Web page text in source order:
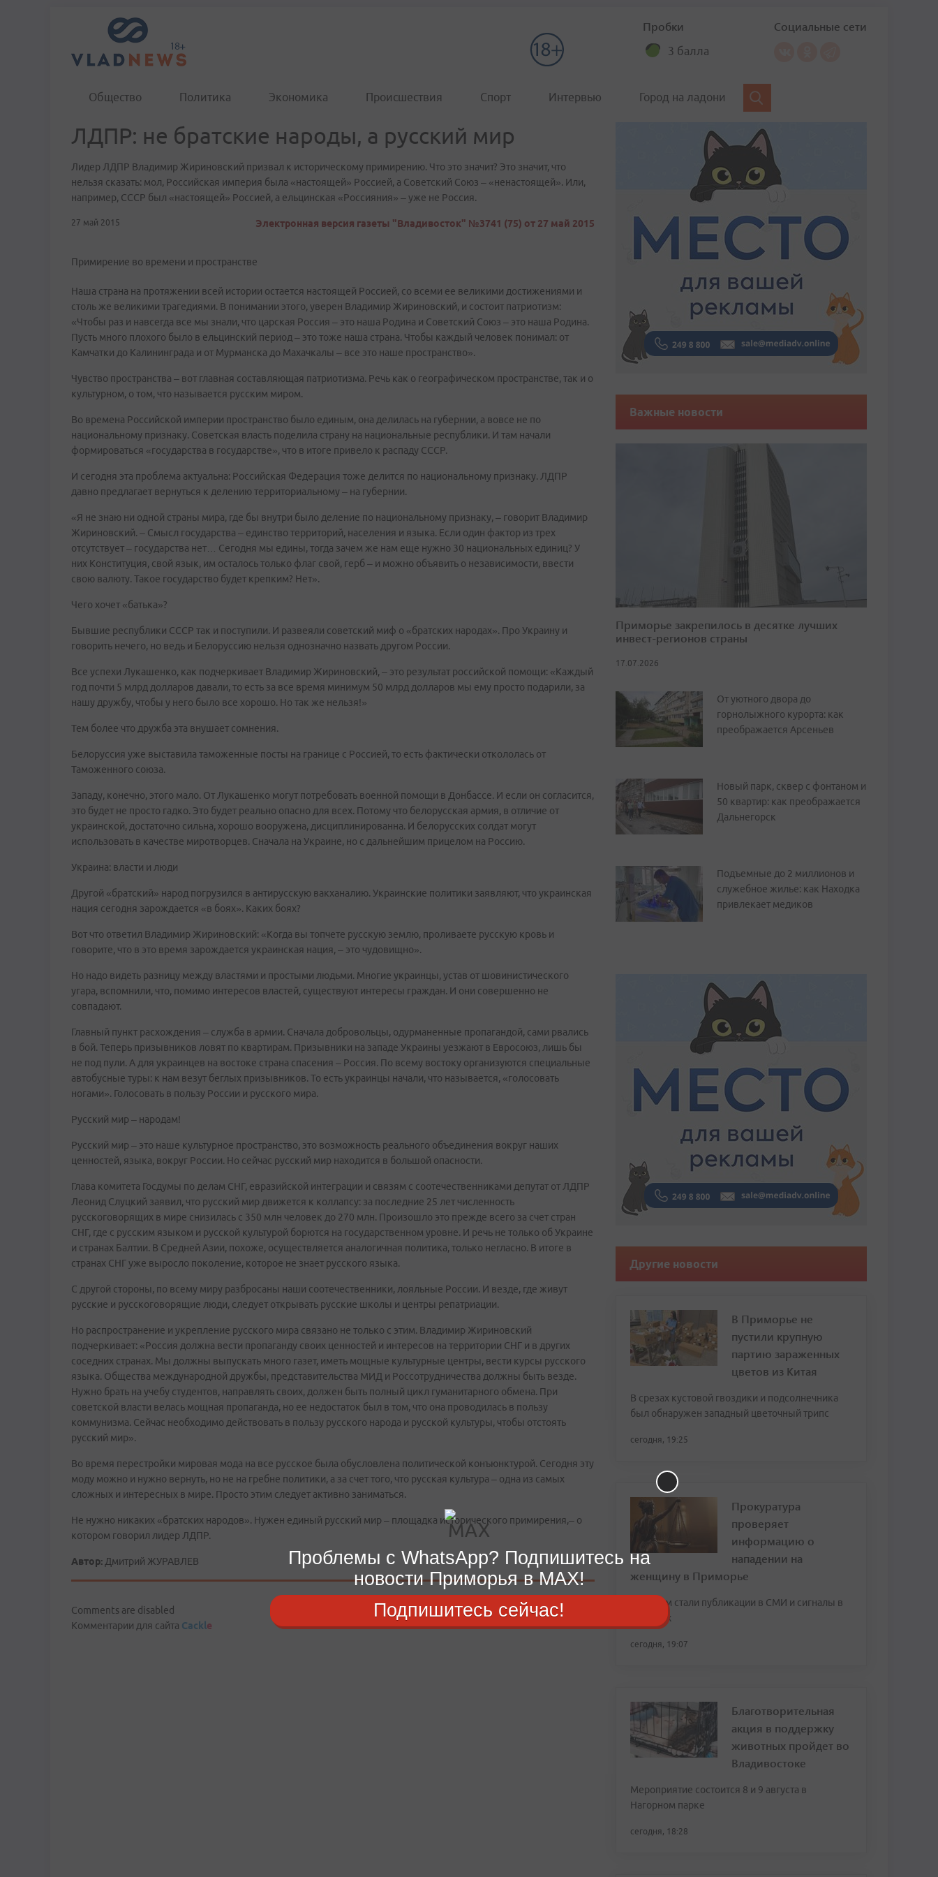
Пробки
3 балла
Социальные сети
Общество Политика Экономика Происшествия Спорт Интервью Город на ладони
ЛДПР: не братские народы, а русский мир
Лидер ЛДПР Владимир Жириновский призвал к историческому примирению. Что это значит? Это значит, что
нельзя сказать: мол, Российская империя была «настоящей» Россией, а Советский Союз – «ненастоящей». Или,
например, СССР был «настоящей» Россией, а ельцинская «Россияния» – уже не Россия.
27 май 2015 Электронная версия газеты "Владивосток" №3741 (75) от 27 май 2015
Примирение во времени и пространстве
Наша страна на протяжении всей истории остается настоящей Россией, со всеми ее великими достижениями и
столь же великими трагедиями. В понимании этого, уверен Владимир Жириновский, и состоит патриотизм:
«Чтобы раз и навсегда все мы знали, что царская Россия – это наша Родина и Советский Союз – это наша Родина.
Пусть много плохого было в ельцинский период – это тоже наша страна. Чтобы каждый человек понимал: от
Камчатки до Калининграда и от Мурманска до Махачкалы – все это наше пространство».
Чувство пространства – вот главная составляющая патриотизма. Речь как о географическом пространстве, так и о
культурном, о том, что называется русским миром.
Во времена Российской империи пространство было единым, она делилась на губернии, а вовсе не по
национальному признаку. Советская власть поделила страну на национальные республики. И там начали
формироваться «государства в государстве», что в итоге привело к распаду СССР.
И сегодня эта проблема актуальна: Российская Федерация тоже делится по национальному признаку. ЛДПР
давно предлагает вернуться к делению территориальному – на губернии.
«Я не знаю ни одной страны мира, где бы внутри было деление по национальному признаку, – говорит Владимир
Жириновский. – Смысл государства – единство территорий, населения и языка. Если один фактор из трех
отсутствует – государства нет… Сегодня мы едины, тогда зачем же нам еще нужно 30 национальных единиц? У
них Конституция, свой язык, им осталось только флаг свой, герб – и можно объявить о независимости, ввести
свою валюту. Такое государство будет крепким? Нет».
Чего хочет «батька»?
Бывшие республики СССР так и поступили. И развеяли советский миф о «братских народах». Про Украину и
говорить нечего, но ведь и Белоруссию нельзя однозначно назвать другом России.
Все успехи Лукашенко, как подчеркивает Владимир Жириновский, – это результат российской помощи: «Каждый
год почти 5 млрд долларов давали, то есть за все время минимум 50 млрд долларов мы ему просто подарили, за
нашу дружбу, чтобы у него было все хорошо. Но так же нельзя!»
Тем более что дружба эта внушает сомнения.
Белоруссия уже выставила таможенные посты на границе с Россией, то есть фактически откололась от
Таможенного союза.
Западу, конечно, этого мало. От Лукашенко могут потребовать военной помощи в Донбассе. И если он согласится,
это будет не просто гадко. Это будет реально опасно для всех. Потому что белорусская армия, в отличие от
украинской, достаточно сильна, хорошо вооружена, дисциплинированна. И белорусских солдат могут
использовать в качестве миротворцев. Сначала на Украине, но с дальнейшим прицелом на Россию.
Украина: власти и люди
Другой «братский» народ погрузился в антирусскую вакханалию. Украинские политики заявляют, что украинская
нация сегодня зарождается «в боях». Каких боях?
Вот что ответил Владимир Жириновский: «Когда вы топчете русскую землю, проливаете русскую кровь и
говорите, что в это время зарождается украинская нация, – это чудовищно».
Но надо видеть разницу между властями и простыми людьми. Многие украинцы, устав от шовинистического
угара, вспомнили, что, помимо интересов властей, существуют интересы граждан. И они совершенно не
совпадают.
Главный пункт расхождения – служба в армии. Сначала добровольцы, одурманенные пропагандой, сами рвались
в бой. Теперь призывников ловят по квартирам. Призывники на западе Украины уезжают в Евросоюз, лишь бы
не под пули. А для украинцев на востоке страна спасения – Россия. По всему востоку организуются специальные
автобусные туры: к нам везут беглых призывников. То есть украинцы начали, что называется, «голосовать
ногами». Голосовать в пользу России и русского мира.
Русский мир – народам!
Русский мир – это наше культурное пространство, это возможность реального объединения вокруг наших
ценностей, языка, вокруг России. Но сейчас русский мир находится в большой опасности.
Глава комитета Госдумы по делам СНГ, евразийской интеграции и связям с соотечественниками депутат от ЛДПР
Леонид Слуцкий заявил, что русский мир движется к коллапсу: за последние 25 лет численность
русскоговорящих в мире снизилась с 350 млн человек до 270 млн. Произошло это прежде всего за счет стран
СНГ, где с русским языком и русской культурой борются на государственном уровне. И речь не только об Украине
и странах Балтии. В Средней Азии, похоже, осуществляется аналогичная политика, только негласно. В итоге в
странах СНГ уже выросло поколение, которое не знает русского языка.
С другой стороны, по всему миру разбросаны наши соотечественники, лояльные России. И везде, где живут
русские и русскоговорящие люди, следует открывать русские школы и центры репатриации.
Но распространение и укрепление русского мира связано не только с этим. Владимир Жириновский
подчеркивает: «Россия должна вести пропаганду своих ценностей и интересов на территории СНГ и в других
соседних странах. Мы должны выпускать много газет, иметь мощные культурные центры, вести курсы русского
языка. Общества международной дружбы, представительства МИД и Россотрудничества должны быть везде.
Нужно брать на учебу студентов, направлять своих, должен быть полный цикл гуманитарного обмена. При
советской власти велась мощная пропаганда, но ее недостаток был в том, что она проводилась в пользу
коммунизма. Сейчас необходимо действовать в пользу русского народа и русской культуры, чтобы отстоять
русский мир».
Во время перестройки мировая мода на все русское была обусловлена политической конъюнктурой. Сегодня эту
моду можно и нужно вернуть, но не на гребне политики, а за счет того, что русская культура – одна из самых
сложных и интересных в мире. Просто этим следует активно заниматься.
Не нужно никаких «братских народов». Нужен единый русский мир – площадка исторического примирения,– о
котором говорил лидер ЛДПР.
Автор: Дмитрий ЖУРАВЛЕВ
Comments are disabled
Комментарии для сайта Cackle
Важные новости
Приморье закрепилось в десятке лучших
инвест-регионов страны
17.07.2026
От уютного двора до
горнолыжного курорта: как
преображается Арсеньев
Новый парк, сквер с фонтаном и
50 квартир: как преображается
Дальнегорск
Подъемные до 2 миллионов и
служебное жилье: как Находка
привлекает медиков
Другие новости
В Приморье не
пустили крупную
партию зараженных
цветов из Китая
В срезах кустовой гвоздики и подсолнечника
был обнаружен западный цветочный трипс
сегодня, 19:25
Прокуратура
проверяет
информацию о
нападении на
женщину в Приморье
Поводом стали публикации в СМИ и сигналы в
соцсетях
сегодня, 19:07
Благотворительная
акция в поддержку
животных пройдет во
Владивостоке
Мероприятие состоится 8 и 9 августа в
Нагорном парке
сегодня, 18:28
Проблемы с WhatsApp? Подпишитесь на
новости Приморья в MAX!
Подпишитесь сейчас!